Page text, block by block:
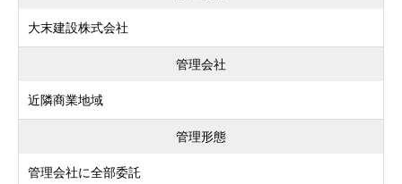
大末建設株式会社
管理会社
近隣商業地域
管理形態
管理会社に全部委託